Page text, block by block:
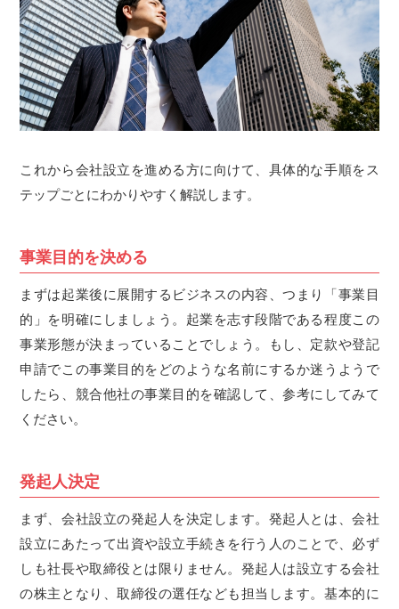
これから会社設立を進める方に向けて、具体的な手順をス
テップごとにわかりやすく解説します。
事業目的を決める
まずは起業後に展開するビジネスの内容、つまり「事業目
的」を明確にしましょう。起業を志す段階である程度この
事業形態が決まっていることでしょう。もし、定款や登記
申請でこの事業目的をどのような名前にするか迷うようで
したら、競合他社の事業目的を確認して、参考にしてみて
ください。
発起人決定
まず、会社設立の発起人を決定します。発起人とは、会社
設立にあたって出資や設立手続きを行う人のことで、必ず
しも社長や取締役とは限りません。発起人は設立する会社
の株主となり、取締役の選任なども担当します。基本的に